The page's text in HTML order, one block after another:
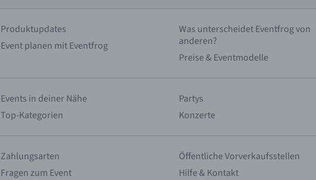
Produktupdates
Event planen mit Eventfrog
Was unterscheidet Eventfrog von
anderen?
Preise & Eventmodelle
Events in deiner Nähe
Top-Kategorien
Partys
Konzerte
Zahlungsarten
Fragen zum Event
Öffentliche Vorverkaufsstellen
Hilfe & Kontakt